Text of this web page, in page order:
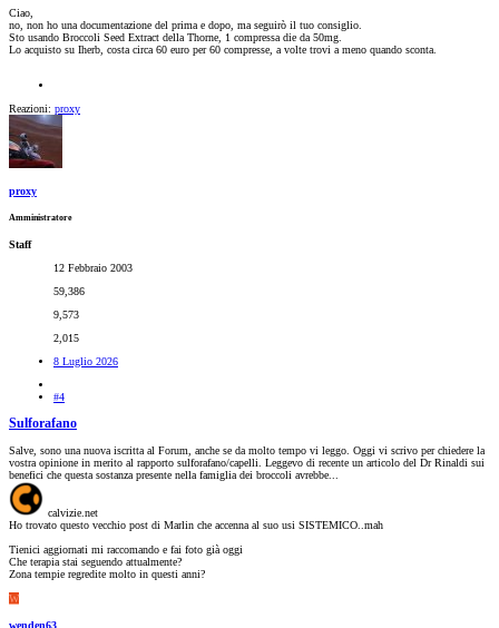
Ciao,
no, non ho una documentazione del prima e dopo, ma seguirò il tuo consiglio.
Sto usando Broccoli Seed Extract della Thorne, 1 compressa die da 50mg.
Lo acquisto su Iherb, costa circa 60 euro per 60 compresse, a volte trovi a meno quando sconta.
Reazioni: proxy
proxy
Amministratore
Staff
12 Febbraio 2003
59,386
9,573
2,015
8 Luglio 2026
#4
Sulforafano
Salve, sono una nuova iscritta al Forum, anche se da molto tempo vi leggo. Oggi vi scrivo per chiedere la
vostra opinione in merito al rapporto sulforafano/capelli. Leggevo di recente un articolo del Dr Rinaldi sui
benefici che questa sostanza presente nella famiglia dei broccoli avrebbe...
calvizie.net
Ho trovato questo vecchio post di Marlin che accenna al suo usi SISTEMICO..mah
Tienici aggiornati mi raccomando e fai foto già oggi
Che terapia stai seguendo attualmente?
Zona tempie regredite molto in questi anni?
W
wenden63